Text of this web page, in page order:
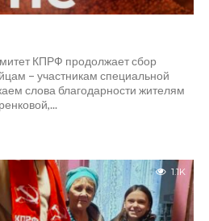
КПРФ продолжает сбор
– участникам специальной
слова благодарности жителям
1.1K